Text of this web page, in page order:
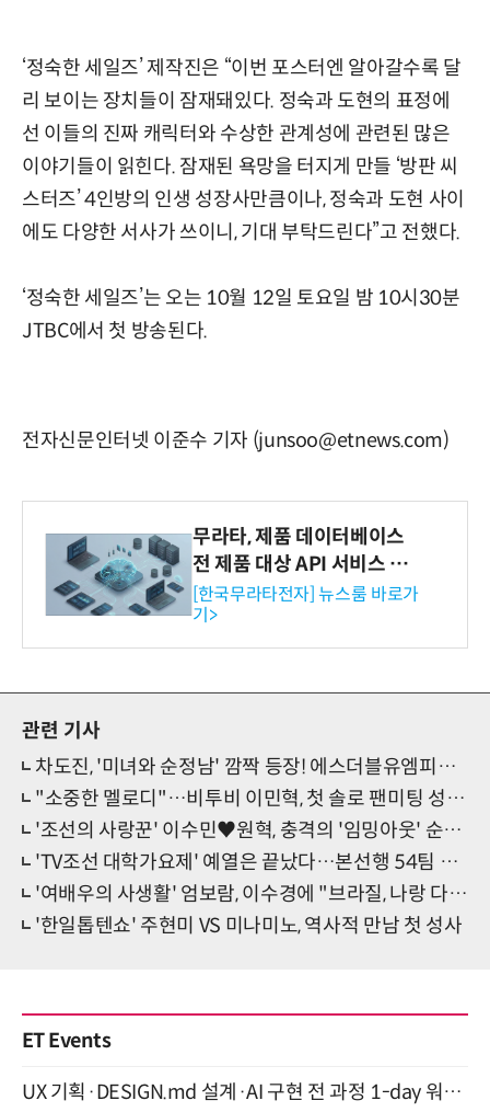
‘정숙한 세일즈’ 제작진은 “이번 포스터엔 알아갈수록 달
리 보이는 장치들이 잠재돼있다. 정숙과 도현의 표정에
선 이들의 진짜 캐릭터와 수상한 관계성에 관련된 많은
이야기들이 읽힌다. 잠재된 욕망을 터지게 만들 ‘방판 씨
스터즈’ 4인방의 인생 성장사만큼이나, 정숙과 도현 사이
에도 다양한 서사가 쓰이니, 기대 부탁드린다”고 전했다.
‘정숙한 세일즈’는 오는 10월 12일 토요일 밤 10시30분
JTBC에서 첫 방송된다.
전자신문인터넷 이준수 기자 (junsoo@etnews.com)
무라타, 제품 데이터베이스
전 제품 대상 API 서비스 제
공…73개 제품 카테고리로
확대
[한국무라타전자] 뉴스룸 바로가
기>
관련 기사
차도진, '미녀와 순정남' 깜짝 등장! 에스더블유엠피와 '열일 행보' 선언
"소중한 멜로디"…비투비 이민혁, 첫 솔로 팬미팅 성공적 마무리
'조선의 사랑꾼' 이수민♥원혁, 충격의 '임밍아웃' 순간 포착
'TV조선 대학가요제' 예열은 끝났다…본선행 54팀 출격 준비 완료
'여배우의 사생활' 엄보람, 이수경에 "브라질, 나랑 다니면 돼" 플러팅
'한일톱텐쇼' 주현미 VS 미나미노, 역사적 만남 첫 성사
ET Events
UX 기획·DESIGN.md 설계·AI 구현 전 과정 1-day 워크숍 with Claude Code·Codex 9월 15일 개최